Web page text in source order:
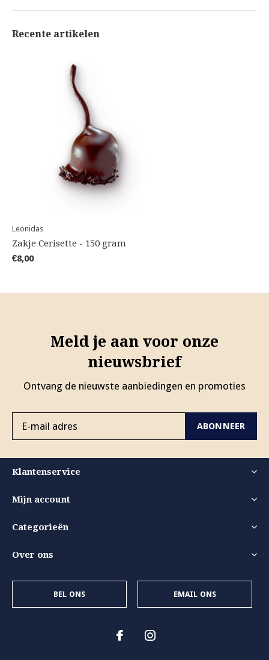
Recente artikelen
Leonidas
Zakje Cerisette - 150 gram
€8,00
Meld je aan voor onze
nieuwsbrief
Ontvang de nieuwste aanbiedingen en promoties
ABONNEER
Klantenservice
Mijn account
Categorieën
Over ons
BEL ONS EMAIL ONS